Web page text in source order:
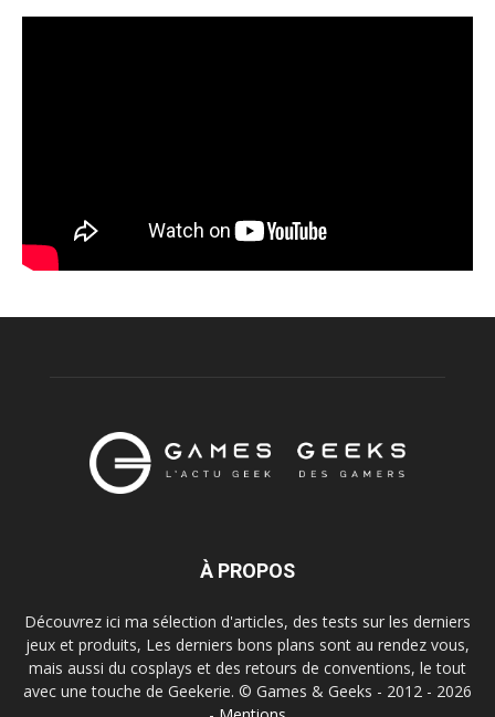
À PROPOS
Découvrez ici ma sélection d'articles, des tests sur les derniers
jeux et produits, Les derniers bons plans sont au rendez vous,
mais aussi du cosplays et des retours de conventions, le tout
avec une touche de Geekerie. © Games & Geeks - 2012 - 2026